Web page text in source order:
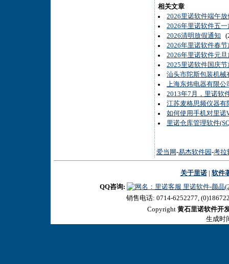
相关文章
2026里诺软件端午
2026年里诺软件五
2026清明放假通知
2026年里诺软件春
2026年里诺软件元
2025里诺软件国庆
汕头市陀斯包装机械
上海东炜电器有限公
2013年7月，里诺软
江苏麦格思频仪器有
如何使用手机对里诺
里诺仓库管理软件
爱当网 -易杰软件园 -考拉
关于里诺| 软件
QQ咨询:
里诺软件-颜晶
销售电话: 0714-6252277,
Copyright 黄石里诺软件开
生成时